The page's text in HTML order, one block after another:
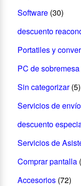
Software (30)
descuento
Portatiles y
PC de sobremesa
Sin categorizar (5)
Servicios de
descuento
Servicios de
Comprar pantalla
Accesorios (72)